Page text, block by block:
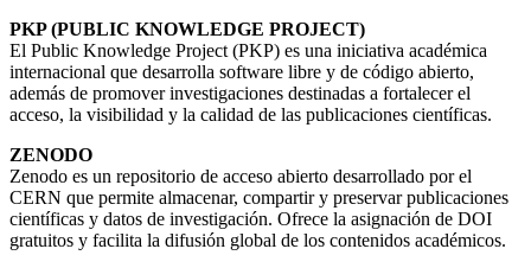
PKP (PUBLIC KNOWLEDGE PROJECT)
El Public Knowledge Project (PKP) es una iniciativa académica
internacional que desarrolla software libre y de código abierto,
además de promover investigaciones destinadas a fortalecer el
acceso, la visibilidad y la calidad de las publicaciones científicas.
ZENODO
Zenodo es un repositorio de acceso abierto desarrollado por el
CERN que permite almacenar, compartir y preservar publicaciones
científicas y datos de investigación. Ofrece la asignación de DOI
gratuitos y facilita la difusión global de los contenidos académicos.